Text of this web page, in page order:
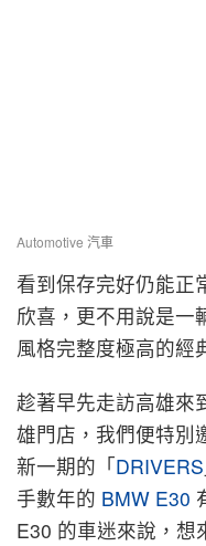
Automotive 汽車
看到保存完好仍能正
欣喜，更不用說是一
風格完整度極高的經
趁著早先走訪高雄來
雄門店，我們便特別
新一期的「DRIVERS
手數年的 BMW E30
E30 的車迷來說，想